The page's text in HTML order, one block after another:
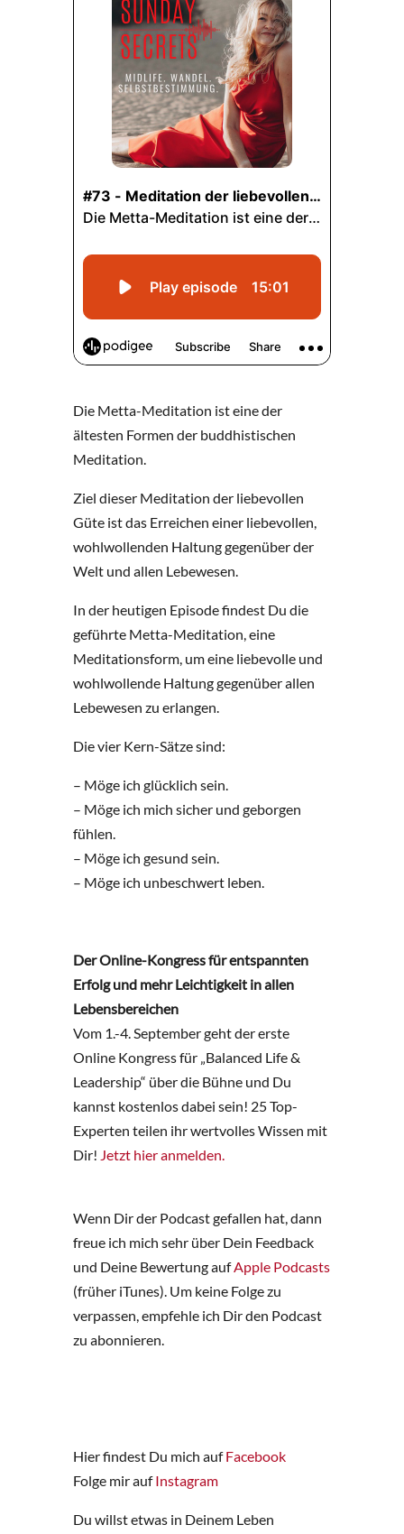
Die Metta-Meditation ist eine der
ältesten Formen der buddhistischen
Meditation.
Ziel dieser Meditation der liebevollen
Güte ist das Erreichen einer liebevollen,
wohlwollenden Haltung gegenüber der
Welt und allen Lebewesen.
In der heutigen Episode findest Du die
geführte Metta-Meditation, eine
Meditationsform, um eine liebevolle und
wohlwollende Haltung gegenüber allen
Lebewesen zu erlangen.
Die vier Kern-Sätze sind:
– Möge ich glücklich sein.
– Möge ich mich sicher und geborgen
fühlen.
– Möge ich gesund sein.
– Möge ich unbeschwert leben.
Der Online-Kongress für entspannten
Erfolg und mehr Leichtigkeit in allen
Lebensbereichen
Vom 1.-4. September geht der erste
Online Kongress für „Balanced Life &
Leadership“ über die Bühne und Du
kannst kostenlos dabei sein! 25 Top-
Experten teilen ihr wertvolles Wissen mit
Dir! Jetzt hier anmelden.
Wenn Dir der Podcast gefallen hat, dann
freue ich mich sehr über Dein Feedback
und Deine Bewertung aufApple Podcasts
(früher iTunes). Um keine Folge zu
verpassen, empfehle ich Dir den Podcast
zu abonnieren.
Hier findest Du mich aufFacebook
Folge mir aufInstagram
Du willst etwas in Deinem Leben